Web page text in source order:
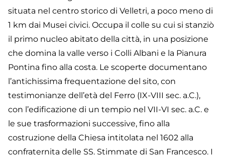
situata nel centro storico di Velletri, a poco meno di
1 km dai Musei civici. Occupa il colle su cui si stanziò
il primo nucleo abitato della città, in una posizione
che domina la valle verso i Colli Albani e la Pianura
Pontina fino alla costa. Le scoperte documentano
l’antichissima frequentazione del sito, con
testimonianze dell’età del Ferro (IX-VIII sec. a.C.),
con l’edificazione di un tempio nel VII-VI sec. a.C. e
le sue trasformazioni successive, fino alla
costruzione della Chiesa intitolata nel 1602 alla
confraternita delle SS. Stimmate di San Francesco. I